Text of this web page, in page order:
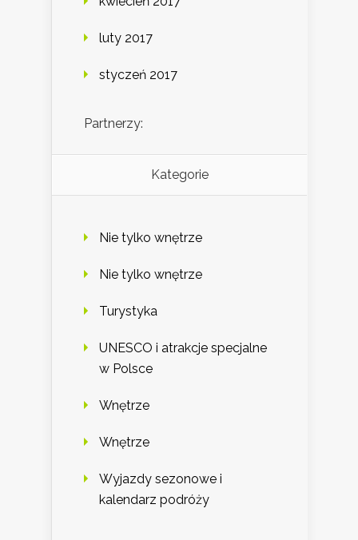
luty 2017
styczeń 2017
Partnerzy:
Kategorie
Nie tylko wnętrze
Nie tylko wnętrze
Turystyka
UNESCO i atrakcje specjalne
w Polsce
Wnętrze
Wnętrze
Wyjazdy sezonowe i
kalendarz podróży